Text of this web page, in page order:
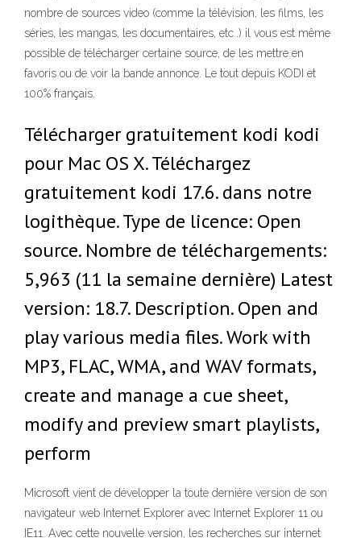
nombre de sources video (comme la télévision, les films, les
séries, les mangas, les documentaires, etc..) il vous est même
possible de télécharger certaine source, de les mettre en
favoris ou de voir la bande annonce. Le tout depuis KODI et
100% français.
Télécharger gratuitement kodi kodi
pour Mac OS X. Téléchargez
gratuitement kodi 17.6. dans notre
logithèque. Type de licence: Open
source. Nombre de téléchargements:
5,963 (11 la semaine dernière) Latest
version: 18.7. Description. Open and
play various media files. Work with
MP3, FLAC, WMA, and WAV formats,
create and manage a cue sheet,
modify and preview smart playlists,
perform
Microsoft vient de développer la toute dernière version de son
navigateur web Internet Explorer avec Internet Explorer 11 ou
IE11. Avec cette nouvelle version, les recherches sur internet